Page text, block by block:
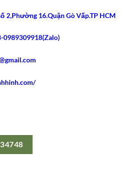
2,Phường 16.Quận Gò Vấp.TP HCM